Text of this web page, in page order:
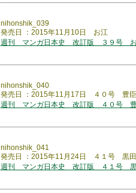
nihonshik_039
発売日 ：2015年11月10日 お江
週刊 マンガ日本史 改訂版 ３９号
nihonshik_040
発売日 ：2015年11月17日 ４０号 豊
週刊 マンガ日本史 改訂版 ４０号 豊
nihonshik_041
発売日 ：2015年11月24日 ４１号 黒
週刊 マンガ日本史 改訂版 ４１号 黒